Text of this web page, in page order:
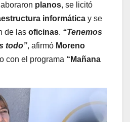
planos, se licitó
informática y se
de las oficinas. “Tenemos
todo”, afirmó Moreno
con el programa “Mañana